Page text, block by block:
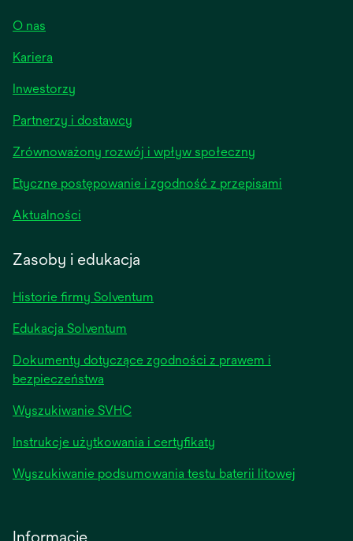
O nas
Kariera
Inwestorzy
a
new
Partnerzy i dostawcy
Zrównoważony rozwój i wpływ społeczny
Etyczne postępowanie i zgodność z przepisami
Aktualności
tab
Zasoby i edukacja
Historie firmy Solventum
Edukacja Solventum
Dokumenty dotyczące zgodności z prawem i
bezpieczeństwa
Wyszukiwanie SVHC
Instrukcje użytkowania i certyfikaty
Wyszukiwanie podsumowania testu baterii litowej
Informacje